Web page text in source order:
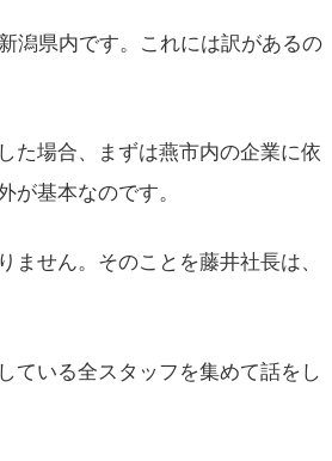
潟県内です。これには訳があるの
た場合、まずは燕市内の企業に依
が基本なのです。
せん。そのことを藤井社長は、
ている全スタッフを集めて話をし